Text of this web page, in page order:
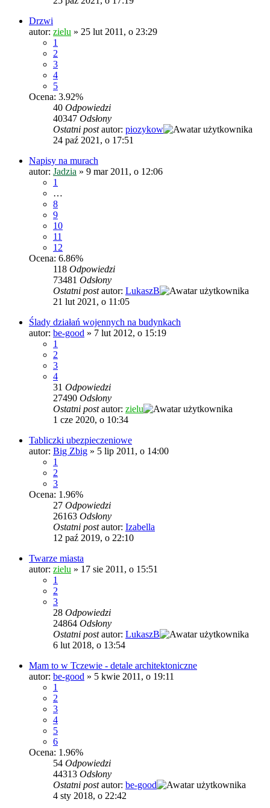
Drzwi
autor: zielu » 25 lut 2011, o 23:29
1
2
3
4
5
Ocena: 3.92%
40 Odpowiedzi
40347 Odsłony
Ostatni postautor: piozykow
24 paź 2021, o 17:51
Napisy na murach
autor: Jadzia » 9 mar 2011, o 12:06
1
…
8
9
10
11
12
Ocena: 6.86%
118 Odpowiedzi
73481 Odsłony
Ostatni postautor: LukaszB
21 lut 2021, o 11:05
Ślady działań wojennych na budynkach
autor: be-good » 7 lut 2012, o 15:19
1
2
3
4
31 Odpowiedzi
27490 Odsłony
Ostatni postautor: zielu
1 cze 2020, o 10:34
Tabliczki ubezpieczeniowe
autor: Big Zbig » 5 lip 2011, o 14:00
1
2
3
Ocena: 1.96%
27 Odpowiedzi
26163 Odsłony
Ostatni postautor: Izabella
12 paź 2019, o 22:10
Twarze miasta
autor: zielu » 17 sie 2011, o 15:51
1
2
3
28 Odpowiedzi
24864 Odsłony
Ostatni postautor: LukaszB
6 lut 2018, o 13:54
Mam to w Tczewie - detale architektoniczne
autor: be-good » 5 kwie 2011, o 19:11
1
2
3
4
5
6
Ocena: 1.96%
54 Odpowiedzi
44313 Odsłony
Ostatni postautor: be-good
4 sty 2018, o 22:42